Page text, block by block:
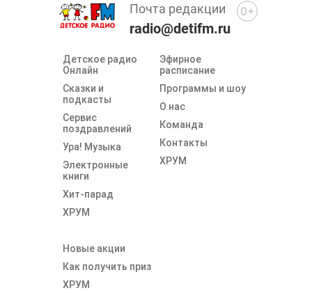
Детское радио
Онлайн
Сказки и
подкасты
Сервис
поздравлений
Ура! Музыка
Электронные
книги
Хит-парад
ХРУМ
Эфирное
расписание
Программы и шоу
О нас
Команда
Контакты
ХРУМ
Новые акции
Как получить приз
ХРУМ
Почта редакции
radio@detifm.ru
0+